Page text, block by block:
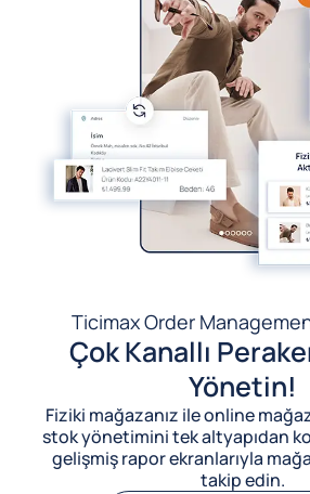
Ticimax Order
Çok Kanallı
Yönetin!
Fiziki mağazanız ile online
stok yönetimini tek altyapıdan
gelişmiş rapor ekranlarıyla
takip edin.